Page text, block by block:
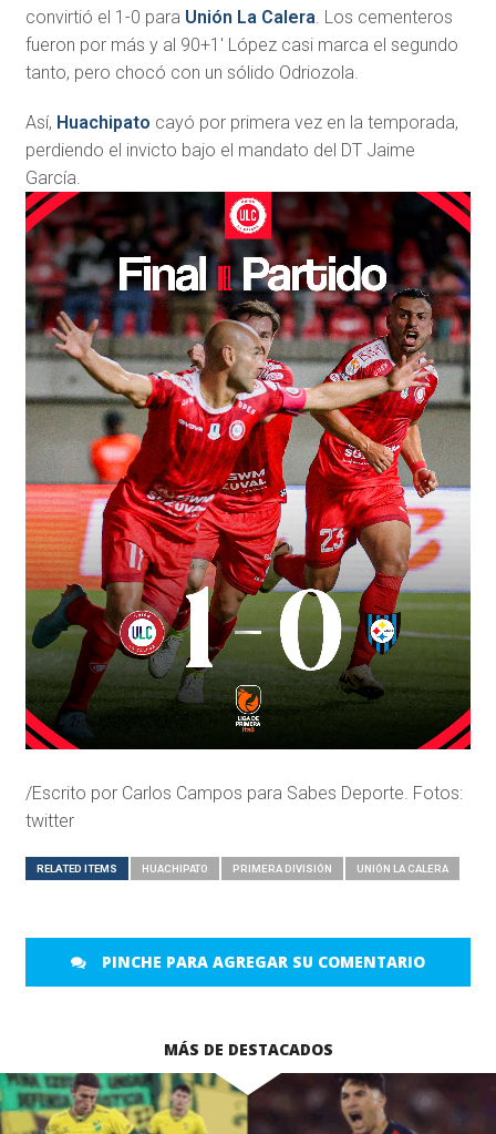
convirtió el 1-0 para Unión La Calera. Los cementeros
fueron por más y al 90+1′ López casi marca el segundo
tanto, pero chocó con un sólido Odriozola.
Así, Huachipato cayó por primera vez en la temporada,
perdiendo el invicto bajo el mandato del DT Jaime
García.
/Escrito por Carlos Campos para Sabes Deporte. Fotos:
twitter
RELATED ITEMS HUACHIPATO PRIMERA DIVISIÓN UNIÓN LA CALERA
PINCHE PARA AGREGAR SU COMENTARIO
MÁS DE DESTACADOS